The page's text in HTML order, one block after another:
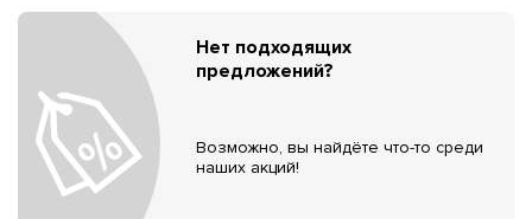
Нет подходящих
предложений?
Возможно, вы найдёте что-то среди
наших акций!